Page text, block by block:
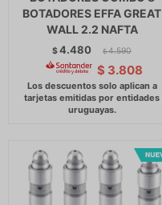
BOTADORES EFFA GREAT
WALL 2.2 NAFTA
$4.480 $ 4.590
$ 3.808